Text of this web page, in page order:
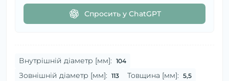
Спросить у ChatGPT
Внутрішній діаметр [мм]: 104
Зовнішній діаметр [мм]: 113 Товщина [мм]: 5,5